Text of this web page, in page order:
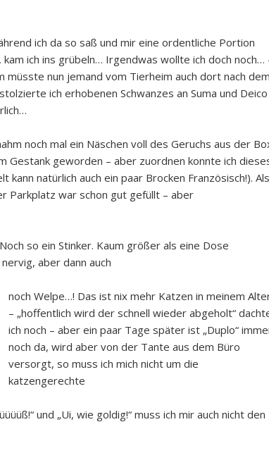
ich da so saß und mir eine ordentliche Portion
ich ins grübeln… Irgendwas wollte ich doch noch…
müsste nun jemand vom Tierheim auch dort nach dem
ich erhobenen Schwanzes an Suma und Deico
noch mal ein Näschen voll des Geruchs aus der
Gestank geworden – aber zuordnen konnte ich
natürlich auch ein paar Brocken Französisch!).
Parkplatz war schon gut gefüllt – aber
so ein Stinker. Kaum größer als eine Dose
aber dann auch
noch Welpe…! Das ist nix mehr Katzen in meinem
– „hoffentlich wird der schnell wieder abgeholt“
ich noch – aber ein paar Tage später ist „Duplo“
noch da, wird aber von der Tante aus dem Büro
versorgt, so muss ich mich nicht um die
katzengerechte
und „Ui, wie goldig!“ muss ich mir auch nicht den